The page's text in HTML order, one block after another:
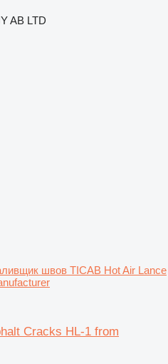
AB LTD
швов TICAB Hot Air Lance
Cracks HL-1 from